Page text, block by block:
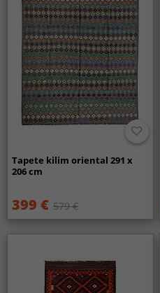
Tapete kilim oriental 291 x
206 cm
399 € 579 €